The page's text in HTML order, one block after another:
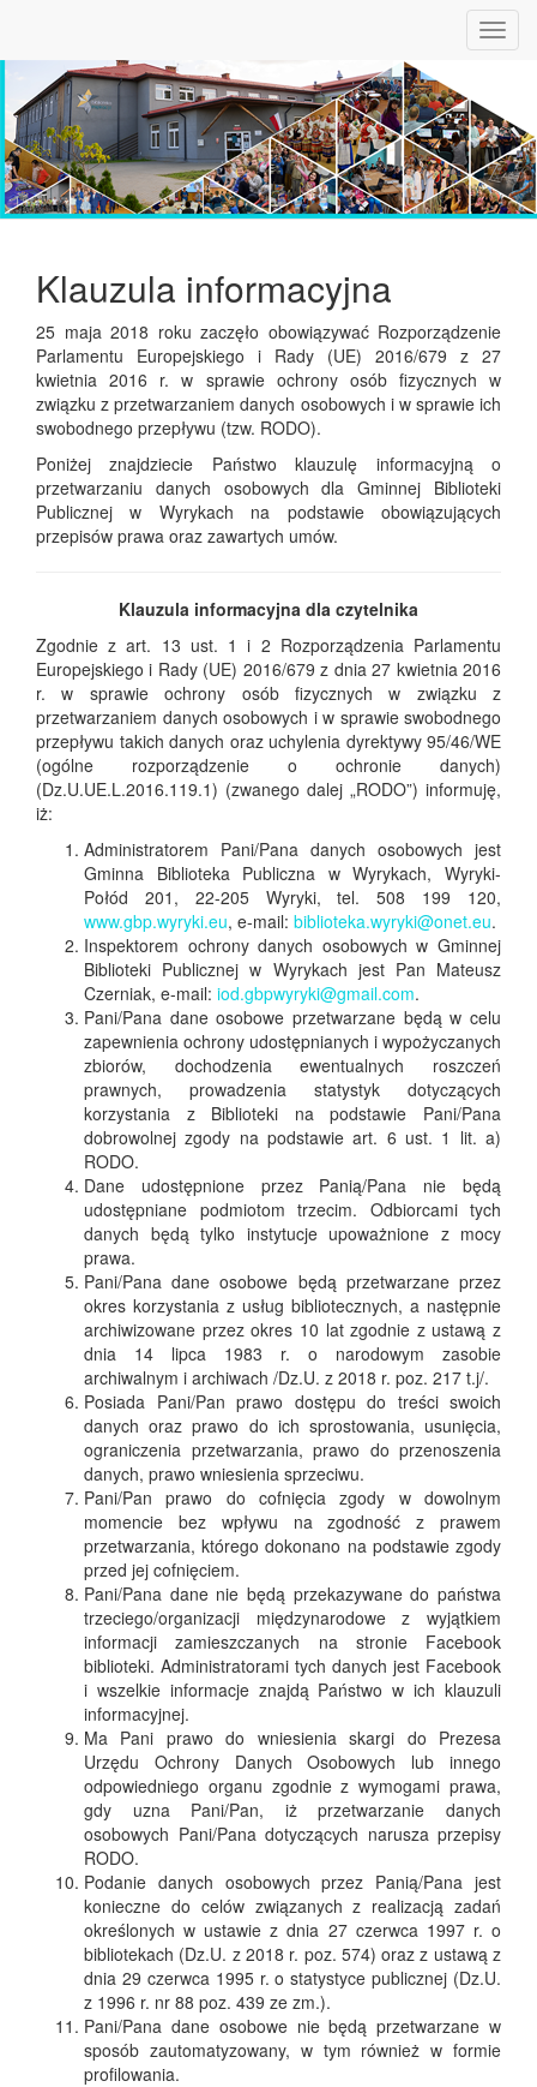
Klauzula informacyjna
25 maja 2018 roku zaczęło obowiązywać Rozporządzenie
Parlamentu Europejskiego i Rady (UE) 2016/679 z 27
kwietnia 2016 r. w sprawie ochrony osób fizycznych w
związku z przetwarzaniem danych osobowych i w sprawie ich
swobodnego przepływu (tzw. RODO).
Poniżej znajdziecie Państwo klauzulę informacyjną o
przetwarzaniu danych osobowych dla Gminnej Biblioteki
Publicznej w Wyrykach na podstawie obowiązujących
przepisów prawa oraz zawartych umów.
Klauzula informacyjna dla czytelnika
Zgodnie z art. 13 ust. 1 i 2 Rozporządzenia Parlamentu
Europejskiego i Rady (UE) 2016/679 z dnia 27 kwietnia 2016
r. w sprawie ochrony osób fizycznych w związku z
przetwarzaniem danych osobowych i w sprawie swobodnego
przepływu takich danych oraz uchylenia dyrektywy 95/46/WE
(ogólne rozporządzenie o ochronie danych)
(Dz.U.UE.L.2016.119.1) (zwanego dalej „RODO”) informuję,
iż:
Administratorem Pani/Pana danych osobowych jest
Gminna Biblioteka Publiczna w Wyrykach, Wyryki-
Połód 201, 22-205 Wyryki, tel. 508 199 120,
www.gbp.wyryki.eu, e-mail: biblioteka.wyryki@onet.eu.
Inspektorem ochrony danych osobowych w Gminnej
Biblioteki Publicznej w Wyrykach jest Pan Mateusz
Czerniak, e-mail: iod.gbpwyryki@gmail.com.
Pani/Pana dane osobowe przetwarzane będą w celu
zapewnienia ochrony udostępnianych i wypożyczanych
zbiorów, dochodzenia ewentualnych roszczeń
prawnych, prowadzenia statystyk dotyczących
korzystania z Biblioteki na podstawie Pani/Pana
dobrowolnej zgody na podstawie art. 6 ust. 1 lit. a)
RODO.
Dane udostępnione przez Panią/Pana nie będą
udostępniane podmiotom trzecim. Odbiorcami tych
danych będą tylko instytucje upoważnione z mocy
prawa.
Pani/Pana dane osobowe będą przetwarzane przez
okres korzystania z usług bibliotecznych, a następnie
archiwizowane przez okres 10 lat zgodnie z ustawą z
dnia 14 lipca 1983 r. o narodowym zasobie
archiwalnym i archiwach /Dz.U. z 2018 r. poz. 217 t.j/.
Posiada Pani/Pan prawo dostępu do treści swoich
danych oraz prawo do ich sprostowania, usunięcia,
ograniczenia przetwarzania, prawo do przenoszenia
danych, prawo wniesienia sprzeciwu.
Pani/Pan prawo do cofnięcia zgody w dowolnym
momencie bez wpływu na zgodność z prawem
przetwarzania, którego dokonano na podstawie zgody
przed jej cofnięciem.
Pani/Pana dane nie będą przekazywane do państwa
trzeciego/organizacji międzynarodowe z wyjątkiem
informacji zamieszczanych na stronie Facebook
biblioteki. Administratorami tych danych jest Facebook
i wszelkie informacje znajdą Państwo w ich klauzuli
informacyjnej.
Ma Pani prawo do wniesienia skargi do Prezesa
Urzędu Ochrony Danych Osobowych lub innego
odpowiedniego organu zgodnie z wymogami prawa,
gdy uzna Pani/Pan, iż przetwarzanie danych
osobowych Pani/Pana dotyczących narusza przepisy
RODO.
Podanie danych osobowych przez Panią/Pana jest
konieczne do celów związanych z realizacją zadań
określonych w ustawie z dnia 27 czerwca 1997 r. o
bibliotekach (Dz.U. z 2018 r. poz. 574) oraz z ustawą z
dnia 29 czerwca 1995 r. o statystyce publicznej (Dz.U.
z 1996 r. nr 88 poz. 439 ze zm.).
Pani/Pana dane osobowe nie będą przetwarzane w
sposób zautomatyzowany, w tym również w formie
profilowania.